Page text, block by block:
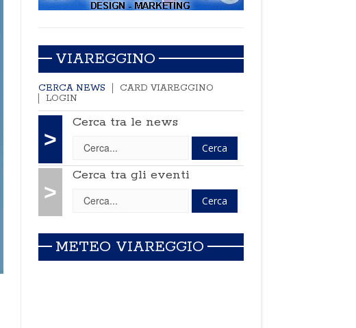
VIAREGGINO
CERCA NEWS
CARD VIAREGGINO
LOGIN
>
Cerca tra le news
>
Cerca tra gli eventi
METEO VIAREGGIO